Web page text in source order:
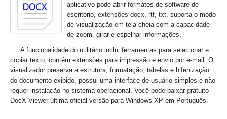
aplicativo pode abrir formatos de software de
escritório, extensões docx, rtf, txt, suporta o modo
de visualização em tela cheia com a capacidade
de zoom, girar e espelhar informações.
A funcionalidade do utilitário inclui ferramentas para selecionar e
copiar texto, contém extensões para impressão e envio por e-mail. O
visualizador preserva a estrutura, formatação, tabelas e hifenização
do documento exibido, possui uma interface de usuário simples e não
requer instalação no sistema operacional. Você pode baixar gratuito
DocX Viewer última oficial versão para Windows XP em Português.